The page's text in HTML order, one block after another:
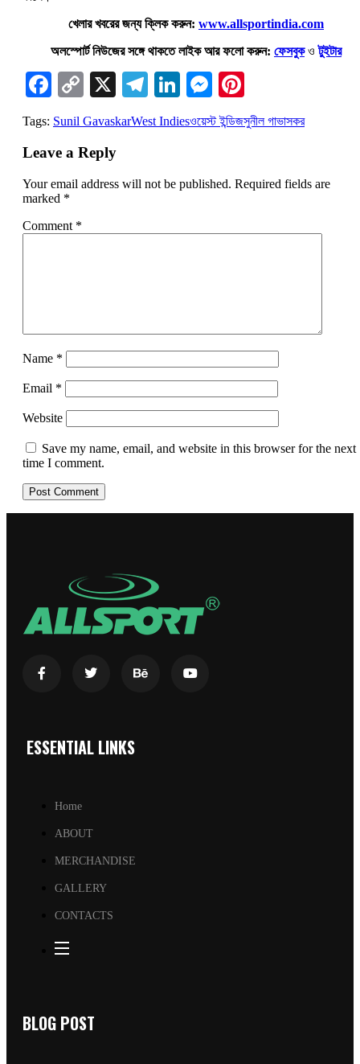
খেলার খবরের জন্য ক্লিক করুন: www.allsportindia.com
অলস্পোর্ট নিউজের সঙ্গে থাকতে লাইক আর ফলো করুন: ফেসবুকওটুইটার
Facebook
Copy
Link
X Telegram
LinkedIn
Messenger
Tags: Sunil GavaskarWest Indiesওয়েস্ট ইন্ডিজসুনীল গাভাসকর
Leave a Reply
Your email address will not be published. Required fields are
marked *
Comment *
Name *
Email *
Website
Save my name, email, and website in this browser for the next
time I comment.
ESSENTIAL LINKS
Home
ABOUT
MERCHANDISE
GALLERY
CONTACTS
BLOG POST